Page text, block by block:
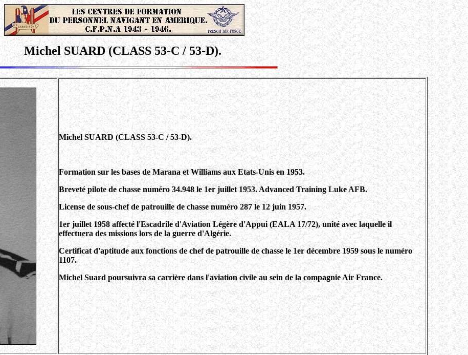
Michel SUARD (CLASS 53-C / 53-D).
Michel SUARD (CLASS 53-C / 53-D).
Formation sur les bases de Marana et Williams aux Etats-Unis en 1953.
Breveté pilote de chasse numéro 34.948 le 1er juillet 1953. Advanced Training Luke AFB.
License de sous-chef de patrouille de chasse numéro 287 le 12 juin 1957.
1er juillet 1958 affecté l'Escadrile d'Aviation Légère d'Appui (EALA 17/72), unité avec laquelle il
effectuera des missions lors de la guerre d'Algérie.
Certificat d'aptitude aux fonctions de chef de patrouille de chasse le 1er décembre 1959 sous le numéro
1107.
Michel Suard poursuivra sa carrière dans l'aviation civile au sein de la compagnie Air France.